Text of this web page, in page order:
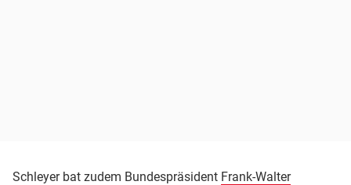
Schleyer bat zudem Bundespräsident Frank-Walter